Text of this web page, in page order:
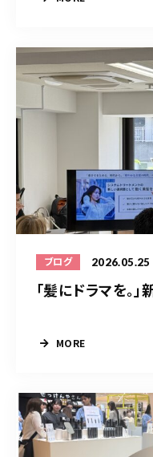
ブログ 2026.05.25
「髪にドラマを。
MORE